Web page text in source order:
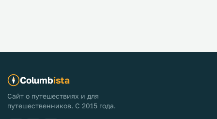
Columbista
Сайт о путешествиях и для
путешественников. С 2015 года.